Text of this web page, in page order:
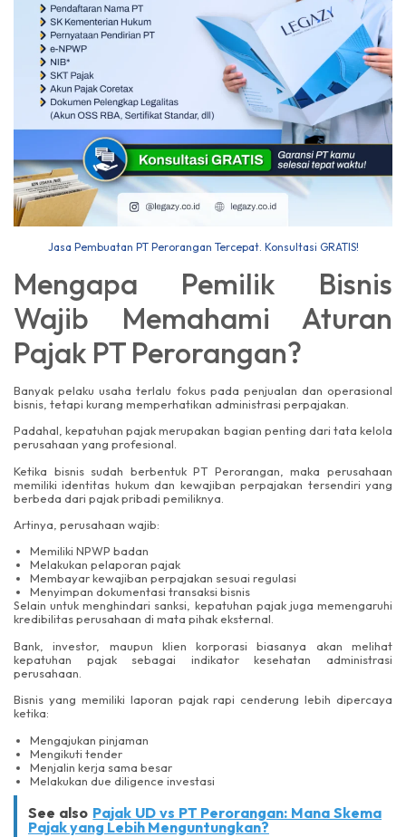
Jasa Pembuatan PT Perorangan Tercepat. Konsultasi GRATIS!
Mengapa Pemilik Bisnis
Wajib Memahami Aturan
Pajak PT Perorangan?
Banyak pelaku usaha terlalu fokus pada penjualan dan operasional
bisnis, tetapi kurang memperhatikan administrasi perpajakan.
Padahal, kepatuhan pajak merupakan bagian penting dari tata kelola
perusahaan yang profesional.
Ketika bisnis sudah berbentuk PT Perorangan, maka perusahaan
memiliki identitas hukum dan kewajiban perpajakan tersendiri yang
berbeda dari pajak pribadi pemiliknya.
Artinya, perusahaan wajib:
Memiliki NPWP badan
Melakukan pelaporan pajak
Membayar kewajiban perpajakan sesuai regulasi
Menyimpan dokumentasi transaksi bisnis
Selain untuk menghindari sanksi, kepatuhan pajak juga memengaruhi
kredibilitas perusahaan di mata pihak eksternal.
Bank, investor, maupun klien korporasi biasanya akan melihat
kepatuhan pajak sebagai indikator kesehatan administrasi
perusahaan.
Bisnis yang memiliki laporan pajak rapi cenderung lebih dipercaya
ketika:
Mengajukan pinjaman
Mengikuti tender
Menjalin kerja sama besar
Melakukan due diligence investasi
See also Pajak UD vs PT Perorangan: Mana Skema
Pajak yang Lebih Menguntungkan?